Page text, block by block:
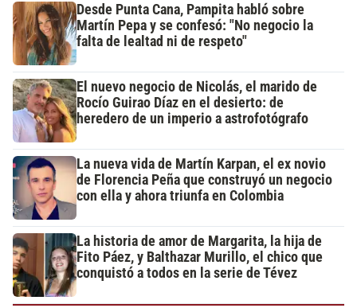
Desde Punta Cana, Pampita habló sobre
Martín Pepa y se confesó: "No negocio la
falta de lealtad ni de respeto"
El nuevo negocio de Nicolás, el marido de
Rocío Guirao Díaz en el desierto: de
heredero de un imperio a astrofotógrafo
La nueva vida de Martín Karpan, el ex novio
de Florencia Peña que construyó un negocio
con ella y ahora triunfa en Colombia
La historia de amor de Margarita, la hija de
Fito Páez, y Balthazar Murillo, el chico que
conquistó a todos en la serie de Tévez